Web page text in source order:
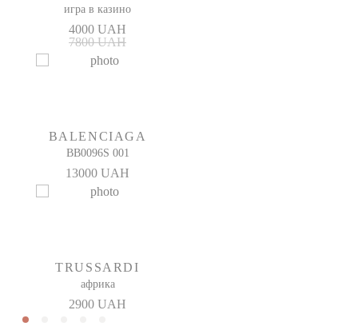
игра в казино
4000 UAH
7800 UAH
BALENCIAGA
BB0096S 001
13000 UAH
TRUSSARDI
африка
2900 UAH